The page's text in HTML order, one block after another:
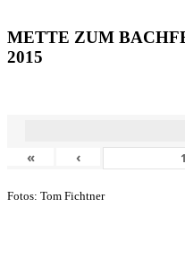
METTE ZUM
2015
« ‹
Fotos: Tom Fichtner